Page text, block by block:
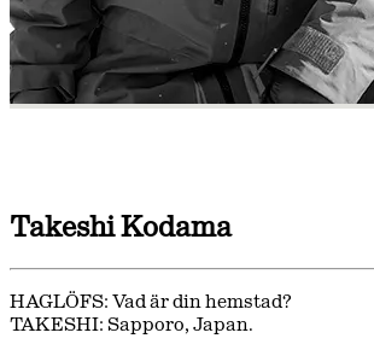
Takeshi Kodama
HAGLÖFS: Vad är din hemstad?
TAKESHI: Sapporo, Japan.